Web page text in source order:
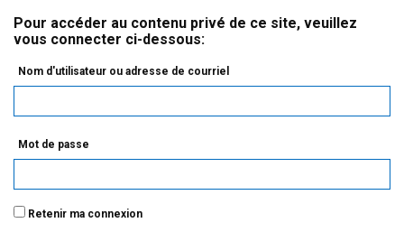
Pour accéder au contenu privé de ce site, veuillez
vous connecter ci-dessous:
Nom d'utilisateur ou adresse de courriel
Mot de passe
Retenir ma connexion